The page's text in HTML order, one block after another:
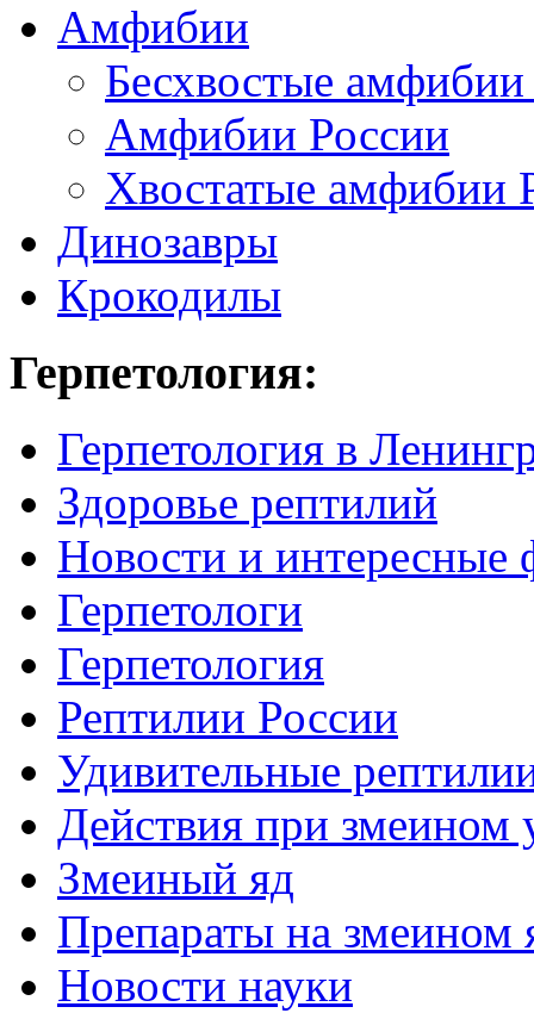
Амфибии
Бесхвостые
Амфибии России
Хвостатые амфибии
Динозавры
Крокодилы
Герпетология:
Герпетология в
Здоровье рептилий
Новости и интересные
Герпетологи
Герпетология
Рептилии России
Удивительные
Действия при змеином
Змеиный яд
Препараты на змеином
Новости науки